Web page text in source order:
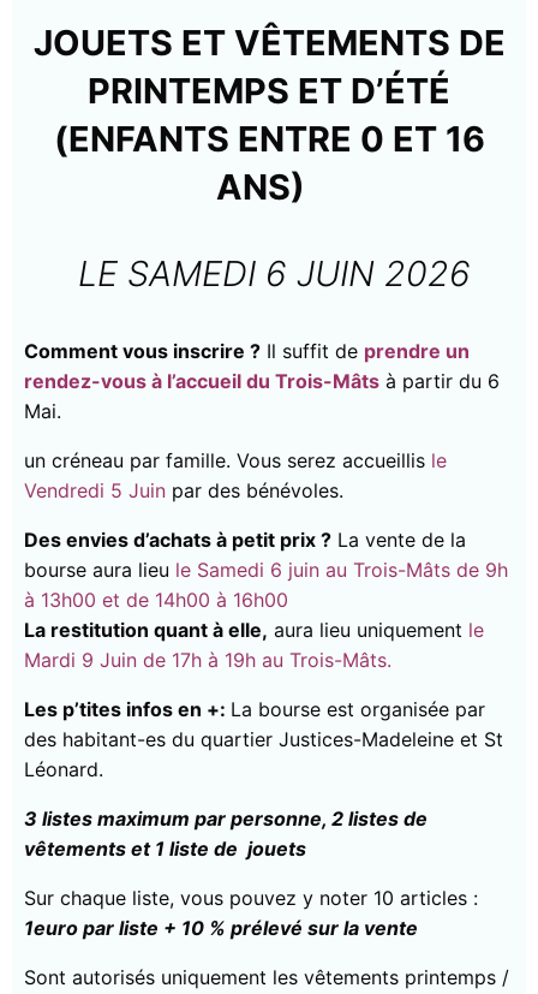
JOUETS ET VÊTEMENTS DE
PRINTEMPS ET D’ÉTÉ
(ENFANTS ENTRE 0 ET 16
ANS)
LE SAMEDI 6 JUIN 2026
Comment vous inscrire ? Il suffit de prendre un
rendez-vous à l’accueil du Trois-Mâts à partir du 6
Mai.
un créneau par famille. Vous serez accueillis le
Vendredi 5 Juin par des bénévoles.
Des envies d’achats à petit prix ? La vente de la
bourse aura lieu le Samedi 6 juin au Trois-Mâts de 9h
à 13h00 et de 14h00 à 16h00
La restitution quant à elle, aura lieu uniquement le
Mardi 9 Juin de 17h à 19h au Trois-Mâts.
Les p’tites infos en +: La bourse est organisée par
des habitant-es du quartier Justices-Madeleine et St
Léonard.
3 listes maximum par personne, 2 listes de
vêtements et 1 liste de jouets
Sur chaque liste, vous pouvez y noter 10 articles :
1euro par liste + 10 % prélevé sur la vente
Sont autorisés uniquement les vêtements printemps /